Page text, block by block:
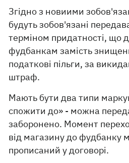
Згідно з новиими
будуть зобов'язані
терміном придатності, що
фудбанкам замість
податкові пільги, за
штраф.
Мають бути два типи
спожити до» - можна
заборонено. Момент
від магазину до фудбанку
прописаний у договорі.